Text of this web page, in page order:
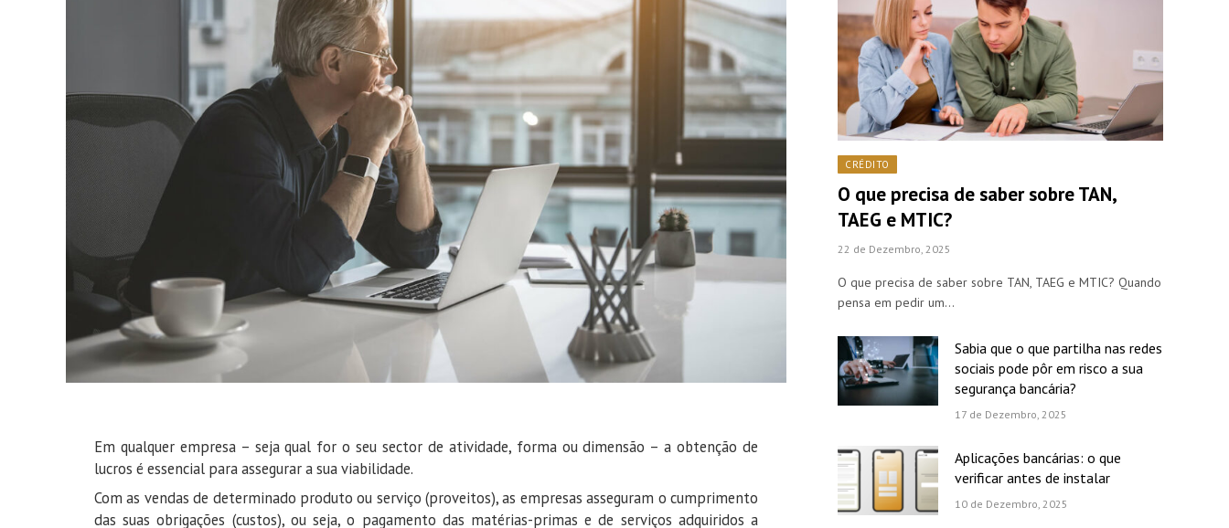
Em qualquer empresa – seja qual for o seu sector de atividade, forma ou dimensão – a obtenção de
lucros é essencial para assegurar a sua viabilidade.
Com as vendas de determinado produto ou serviço (proveitos), as empresas asseguram o cumprimento
das suas obrigações (custos), ou seja, o pagamento das matérias-primas e de serviços adquiridos a
CRÉDITO
O que precisa de saber sobre TAN,
TAEG e MTIC?
22 de Dezembro, 2025
O que precisa de saber sobre TAN, TAEG e MTIC? Quando
pensa em pedir um…
Sabia que o que partilha nas redes
sociais pode pôr em risco a sua
segurança bancária?
17 de Dezembro, 2025
Aplicações bancárias: o que
verificar antes de instalar
10 de Dezembro, 2025